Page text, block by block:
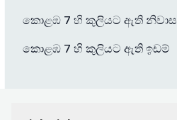
කොළඹ 7 හි කුලියට ඇති නිවාස
කොළඹ 7 හි කුලියට ඇති ඉඩම්